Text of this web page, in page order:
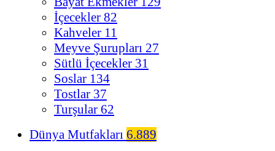
İçecekler 82
Kahveler 11
Meyve Şurupları 27
Sütlü İçecekler 31
Soslar 134
Tostlar 37
Turşular 62
Dünya Mutfakları 6.889